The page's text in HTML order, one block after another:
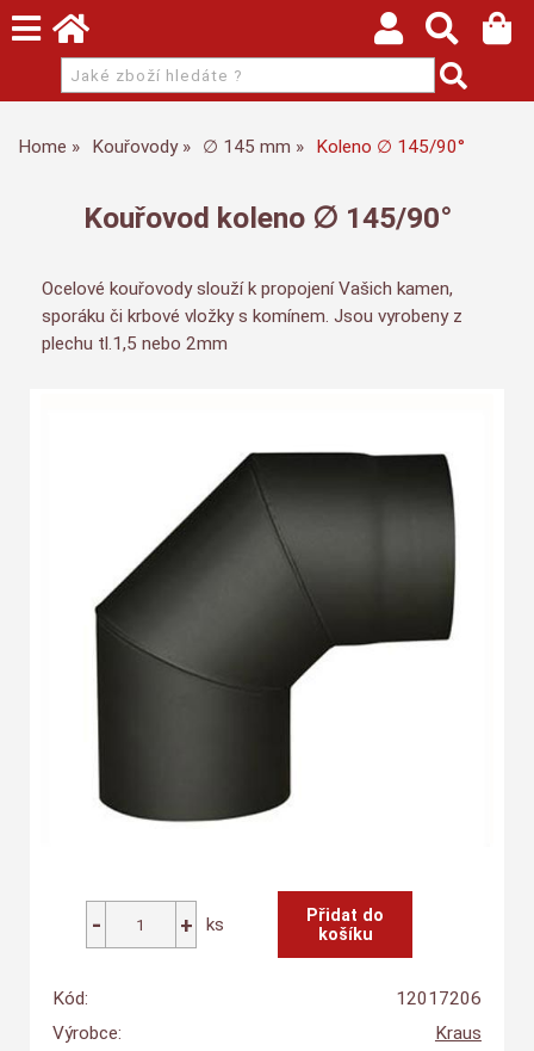
Home Kouřovody ∅ 145 mm Koleno ∅ 145/90°
Kouřovod koleno ∅ 145/90°
Ocelové kouřovody slouží k propojení Vašich kamen,
sporáku či krbové vložky s komínem. Jsou vyrobeny z
plechu tl.1,5 nebo 2mm
ks
Kód:
12017206
Výrobce:
Kraus